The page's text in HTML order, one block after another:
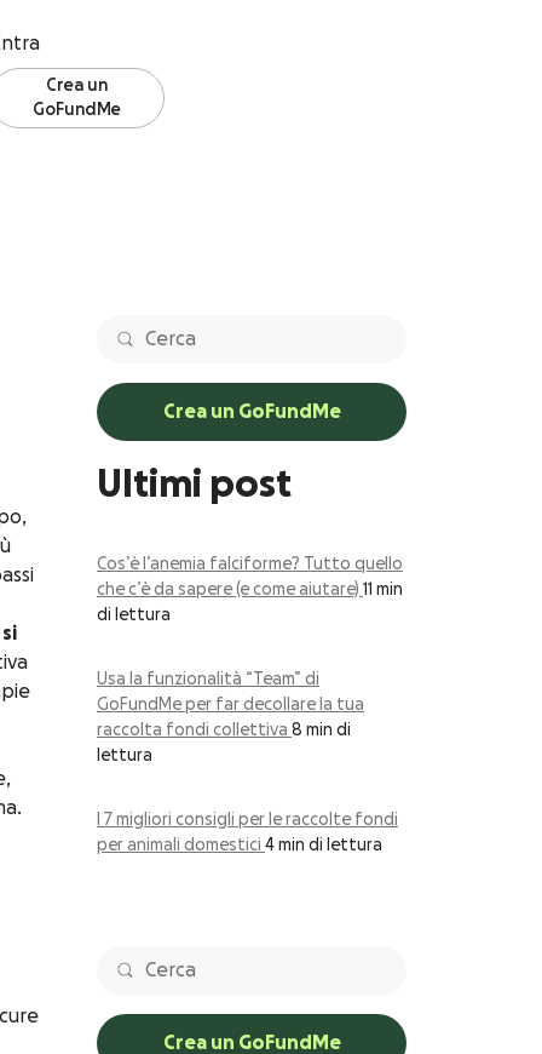
Crea un
GoFundMe
Crea un GoFundMe
Ultimi post
Cos’è l’anemia falciforme? Tutto quello
che c’è da sapere (e come aiutare) 11 min
di lettura
Usa la funzionalità “Team” di
GoFundMe per far decollare la tua
raccolta fondi collettiva 8 min di
lettura
I 7 migliori consigli per le raccolte fondi
per animali domestici 4 min di lettura
Crea un GoFundMe